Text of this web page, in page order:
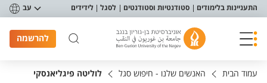
תפריט נגישות
התעניינות בלימודים סטודנטיות וסטודנטים לסגל לידידים עב
להרשמה
עמוד הבית האנשים שלנו - חיפוש סגל לוליטה פיגליאנסקי